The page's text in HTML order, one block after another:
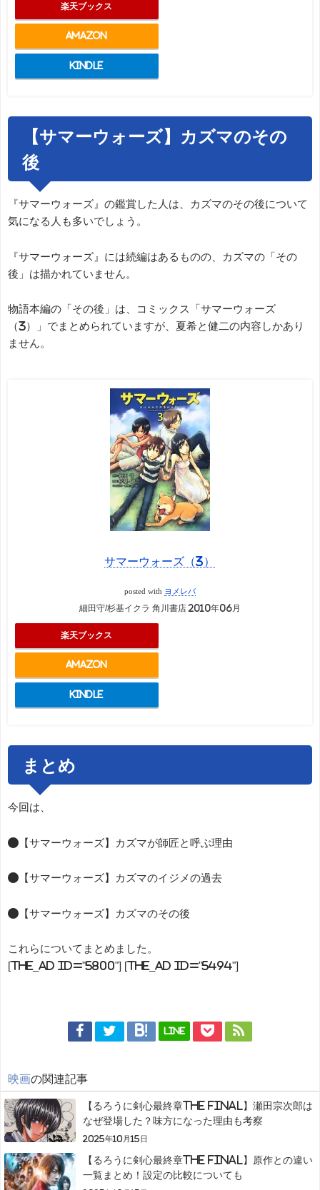
楽天ブックス
Amazon
Kindle
【サマーウォーズ】カズマのその
後
『サマーウォーズ』の鑑賞した人は、カズマのその後について
気になる人も多いでしょう。
『サマーウォーズ』には続編はあるものの、カズマの「その
後」は描かれていません。
物語本編の「その後」は、コミックス「サマーウォーズ
（3）」でまとめられていますが、夏希と健二の内容しかあり
ません。
サマーウォーズ（3）
posted with ヨメレバ
細田守/杉基イクラ 角川書店 2010年06月
楽天ブックス
Amazon
Kindle
まとめ
今回は、
●【サマーウォーズ】カズマが師匠と呼ぶ理由
●【サマーウォーズ】カズマのイジメの過去
●【サマーウォーズ】カズマのその後
これらについてまとめました。
[the_ad id="5800"] [the_ad id="5494"]
LINE
映画の関連記事
【るろうに剣心最終章The Final】瀬田宗次郎は
なぜ登場した？味方になった理由も考察
2025年10月15日
【るろうに剣心最終章The Final】原作との違い
一覧まとめ！設定の比較についても